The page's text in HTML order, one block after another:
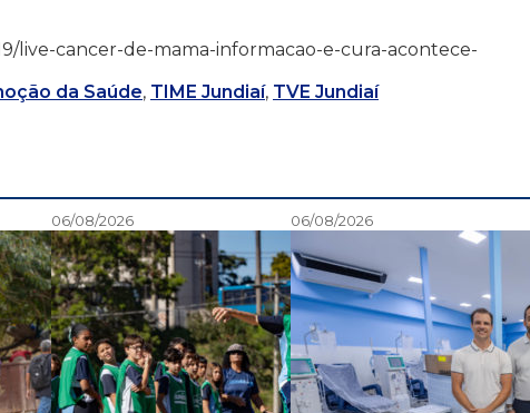
live-cancer-de-mama-informacao-e-cura-acontece-
da Saúde, TIME Jundiaí, TVE Jundiaí
06/08/2026 06/08/2026